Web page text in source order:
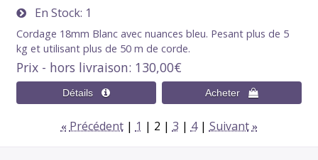
En Stock 1
Cordage 18mm Blanc avec nuances bleu. Pesant plus de 5
kg et utilisant plus de 50 m de corde.
Prix - hors livraison 130,00€
« Précédent 1 2 3 4 Suivant »